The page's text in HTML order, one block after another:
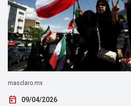
masclaro.mx
today 09/04/2026